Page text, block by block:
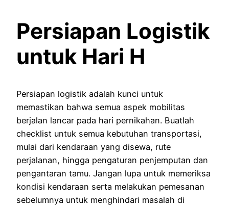
Persiapan Logistik
untuk Hari H
Persiapan logistik adalah kunci untuk
memastikan bahwa semua aspek mobilitas
berjalan lancar pada hari pernikahan. Buatlah
checklist untuk semua kebutuhan transportasi,
mulai dari kendaraan yang disewa, rute
perjalanan, hingga pengaturan penjemputan dan
pengantaran tamu. Jangan lupa untuk memeriksa
kondisi kendaraan serta melakukan pemesanan
sebelumnya untuk menghindari masalah di